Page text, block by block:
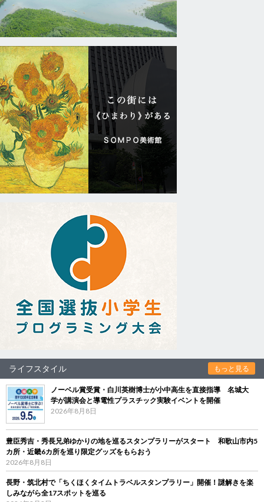
ライフスタイル もっと見る
ノーベル賞受賞・白川英樹博士が小中高生を直接指導 名城大
学が講演会と導電性プラスチック実験イベントを開催
2026年8月8日
豊臣秀吉・秀長兄弟ゆかりの地を巡るスタンプラリーがスタート 和歌山市内5
カ所・近畿6カ所を巡り限定グッズをもらおう
2026年8月8日
長野・筑北村で「ちくほくタイムトラベルスタンプラリー」開催！謎解きを楽
しみながら全17スポットを巡る